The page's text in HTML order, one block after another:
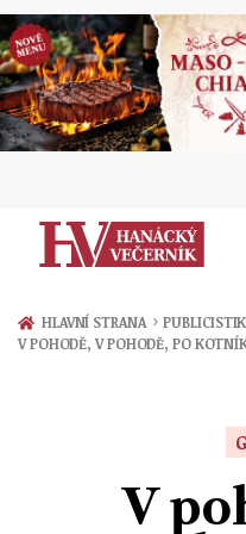
Zprávy
Ekonomika
HLAVNÍ STRANA ›
V POHODĚ, V POHODĚ, PO
V